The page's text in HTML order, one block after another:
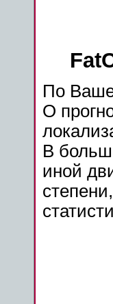
По
О
В
иной